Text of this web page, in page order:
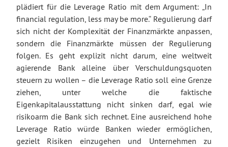
plädiert für die Leverage Ratio mit dem Argument: „In
financial regulation, less may be more.“ Regulierung darf
sich nicht der Komplexität der Finanzmärkte anpassen,
sondern die Finanzmärkte müssen der Regulierung
folgen. Es geht explizit nicht darum, eine weltweit
agierende Bank alleine über Verschuldungsquoten
steuern zu wollen – die Leverage Ratio soll eine Grenze
ziehen, unter welche die faktische
Eigenkapitalausstattung nicht sinken darf, egal wie
risikoarm die Bank sich rechnet. Eine ausreichend hohe
Leverage Ratio würde Banken wieder ermöglichen,
gezielt Risiken einzugehen und Unternehmen zu